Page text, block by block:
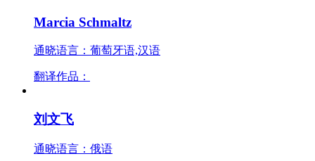
Marcia Schmaltz
通晓语言：葡萄牙语,汉语
翻译作品：
刘文飞
通晓语言：俄语